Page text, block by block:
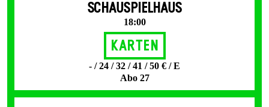
SCHAUSPIELHAUS
18:00
Karten
- / 24 / 32 / 41 / 50 € / E
Abo 27